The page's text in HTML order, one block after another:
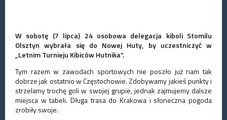
W sobotę (7 lipca) 24 osobowa delegacja kiboli Stomilu
Olsztyn wybrała się do Nowej Huty, by uczestniczyć w
„Letnim Turnieju Kibiców Hutnika”.
Tym razem w zawodach sportowych nie poszło już nam tak
dobrze jak ostatnio w Częstochowie. Zdobywamy jakieś punkty i
strzelamy trochę goli w swojej grupie, jednak zajmujemy dalsze
miejsca w tabeli. Długa trasa do Krakowa i słoneczna pogoda
zrobiły swoje.